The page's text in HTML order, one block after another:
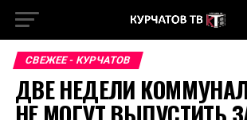
СВЕЖЕЕ - КУРЧАТОВ
ДВЕ НЕДЕЛИ